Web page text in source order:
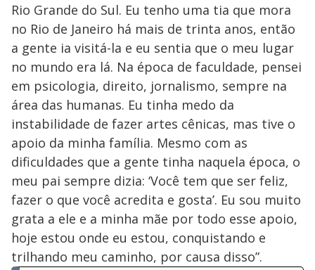
Rio Grande do Sul. Eu tenho uma tia que mora
no Rio de Janeiro há mais de trinta anos, então
a gente ia visitá-la e eu sentia que o meu lugar
no mundo era lá. Na época de faculdade, pensei
em psicologia, direito, jornalismo, sempre na
área das humanas. Eu tinha medo da
instabilidade de fazer artes cênicas, mas tive o
apoio da minha família. Mesmo com as
dificuldades que a gente tinha naquela época, o
meu pai sempre dizia: ‘Você tem que ser feliz,
fazer o que você acredita e gosta’. Eu sou muito
grata a ele e a minha mãe por todo esse apoio,
hoje estou onde eu estou, conquistando e
trilhando meu caminho, por causa disso”.